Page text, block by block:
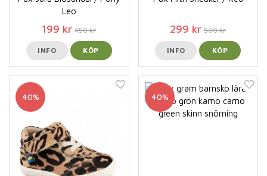
Leo
199 kr 450 kr
INFO KÖP
299 kr 500 kr
INFO KÖP
40% 40%